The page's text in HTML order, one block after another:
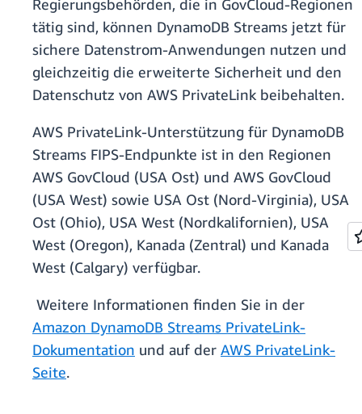
Regierungsbehörden, die in GovCloud-Regionen
tätig sind, können DynamoDB Streams jetzt für
sichere Datenstrom-Anwendungen nutzen und
gleichzeitig die erweiterte Sicherheit und den
Datenschutz von AWS PrivateLink beibehalten.
AWS PrivateLink-Unterstützung für DynamoDB
Streams FIPS-Endpunkte ist in den Regionen
AWS GovCloud (USA Ost) und AWS GovCloud
(USA West) sowie USA Ost (Nord-Virginia), USA
Ost (Ohio), USA West (Nordkalifornien), USA
West (Oregon), Kanada (Zentral) und Kanada
West (Calgary) verfügbar.
Weitere Informationen finden Sie in der
Amazon DynamoDB Streams PrivateLink-
Dokumentation und auf der AWS PrivateLink-
Seite.